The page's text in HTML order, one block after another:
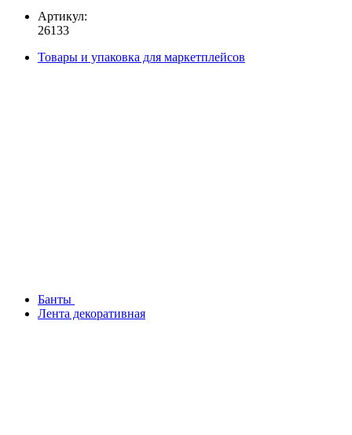
Артикул:
26133
Товары и упаковка для маркетплейсов
Банты
Лента декоративная